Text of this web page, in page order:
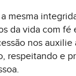
mesma
da vida com fé
nos auxilie
respeitando e